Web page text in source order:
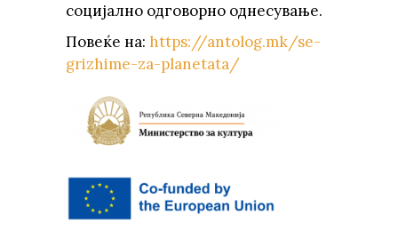
социјално одговорно однесување.
Повеќе на: https://antolog.mk/se-
grizhime-za-planetata/